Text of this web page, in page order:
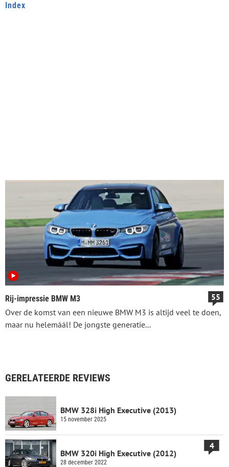
Index
Rij-impressie BMW M3
55
Over de komst van een nieuwe BMW M3 is altijd veel te doen,
maar nu helemáál! De jongste generatie...
GERELATEERDE REVIEWS
BMW 328i High Executive (2013)
15 november 2025
BMW 320i High Executive (2012)
4
28 december 2022